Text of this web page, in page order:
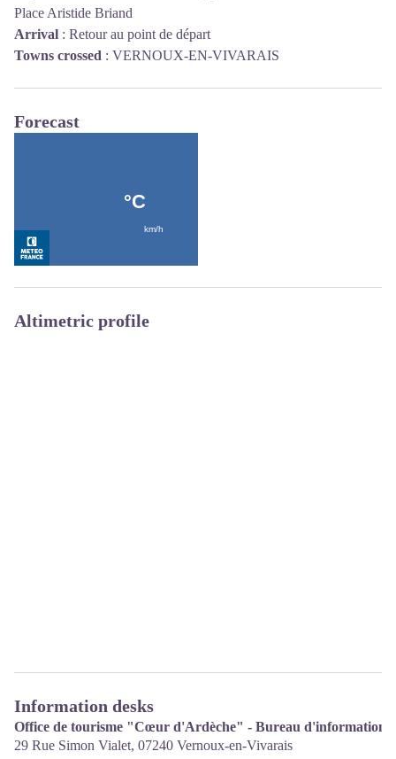
Place Aristide Briand
Arrival : Retour au point de départ
Towns crossed : VERNOUX-EN-VIVARAIS
Forecast
Altimetric profile
Information desks
Office de tourisme "Cœur d'Ardèche" - Bureau d'information
29 Rue Simon Vialet, 07240 Vernoux-en-Vivarais